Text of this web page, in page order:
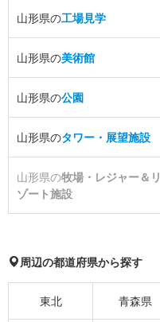
山形県の工場見学
山形県の美術館
山形県の公園
山形県のタワー・展望施設
山形県の牧場・レジャー＆リ
ゾート施設
周辺の都道府県から探す
東北 青森県